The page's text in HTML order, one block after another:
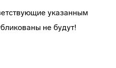
указанным
не будут!